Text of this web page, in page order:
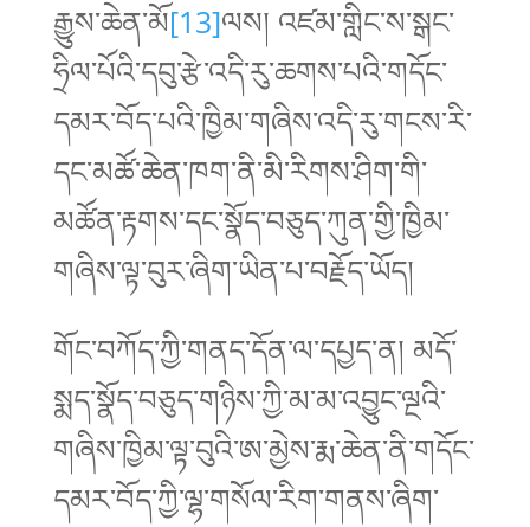
རྒྱུས་ཆེན་མོ[13]ལས། འཛམ་གླིང་ས་སྒང་
ཧྲིལ་པོའི་དབུ་རྩེ་འདི་རུ་ཆགས་པའི་གདོང་
དམར་བོད་པའི་ཁྱིམ་གཞིས་འདི་རུ་གངས་རི་
དང་མཚོ་ཆེན་ཁག་ནི་མི་རིགས་ཤིག་གི་
མཚོན་རྟགས་དང་སྣོད་བཅུད་ཀུན་གྱི་ཁྱིམ་
གཞིས་ལྟ་བུར་ཞིག་ཡིན་པ་བརྗོད་ཡོད།
གོང་བཀོད་ཀྱི་གནད་དོན་ལ་དཔྱད་ན། མདོ་
སྨད་སྣོད་བཅུད་གཉིས་ཀྱི་མ་མ་འབྱུང་ལྔའི་
གཞིས་ཁྱིམ་ལྟ་བུའི་ཨ་མྱེས་རྨ་ཆེན་ནི་གདོང་
དམར་བོད་ཀྱི་ལྷ་གསོལ་རིག་གནས་ཞིག་